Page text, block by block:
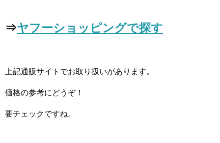
⇒ヤフーショッピングで探す
上記通販サイトでお取り扱いがあります。
価格の参考にどうぞ！
要チェックですね。